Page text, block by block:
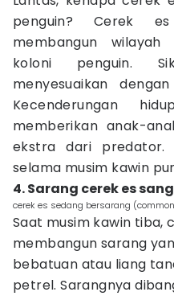
penguin? Cerek
membangun
koloni penguin.
menyesuaikan
Kecenderungan
memberikan anak-
ekstra dari predator.
selama musim kawin
4. Sarang cerek es
cerek es sedang bersarang
Saat musim kawin tiba,
membangun sarang
bebatuan atau liang
petrel. Sarangnya